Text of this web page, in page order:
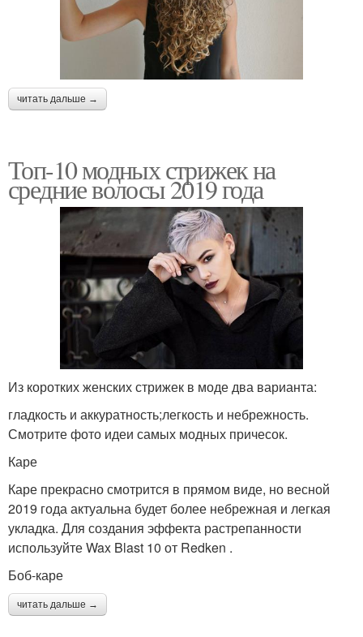
читать дальше →
Топ-10 модных стрижек на
средние волосы 2019 года
Из коротких женских стрижек в моде два варианта:
гладкость и аккуратность;легкость и небрежность.
Смотрите фото идеи самых модных причесок.
Каре
Каре прекрасно смотрится в прямом виде, но весной
2019 года актуальна будет более небрежная и легкая
укладка. Для создания эффекта растрепанности
используйте Wax Blast 10 от Redken .
Боб-каре
читать дальше →